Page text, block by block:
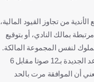
من تجاوز القيود المالية،
بمالك النادي، أو بتوقيع
لنفس المجموعة المالكة.
وفي أقرب تصويت، تمت الموافقة على القواعد الجديدة بـ12 صوتا مقابل 6
أن الموافقة مرت بالحد